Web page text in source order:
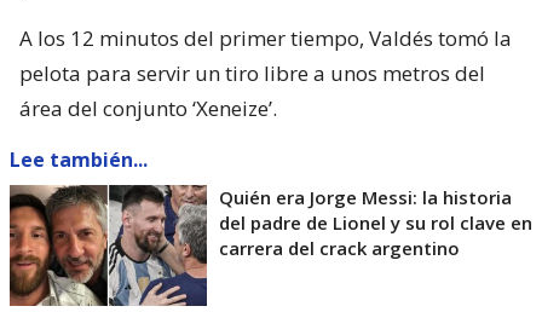
A los 12 minutos del primer tiempo, Valdés tomó la
pelota para servir un tiro libre a unos metros del
área del conjunto ‘Xeneize’.
Lee también...
Quién era Jorge Messi: la historia
del padre de Lionel y su rol clave en
carrera del crack argentino